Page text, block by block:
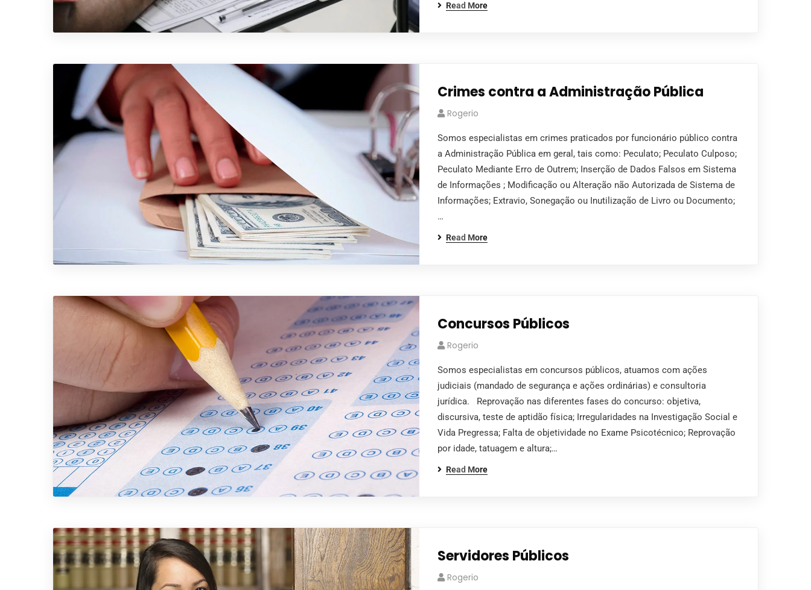
Read More
Crimes contra a Administração Pública
Rogerio
Somos especialistas em crimes praticados por funcionário público contra
a Administração Pública em geral, tais como: Peculato; Peculato Culposo;
Peculato Mediante Erro de Outrem; Inserção de Dados Falsos em Sistema
de Informações ; Modificação ou Alteração não Autorizada de Sistema de
Informações; Extravio, Sonegação ou Inutilização de Livro ou Documento;
…
Read More
Concursos Públicos
Rogerio
Somos especialistas em concursos públicos, atuamos com ações
judiciais (mandado de segurança e ações ordinárias) e consultoria
jurídica. Reprovação nas diferentes fases do concurso: objetiva,
discursiva, teste de aptidão física; Irregularidades na Investigação Social e
Vida Pregressa; Falta de objetividade no Exame Psicotécnico; Reprovação
por idade, tatuagem e altura;…
Read More
Servidores Públicos
Rogerio